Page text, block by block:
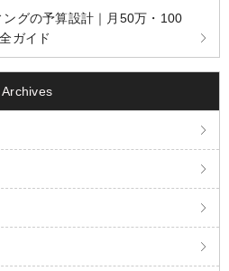
グの予算設計｜月50万・100
ガイド
Archives